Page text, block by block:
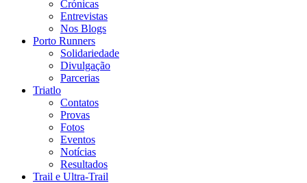
Crónicas
Entrevistas
Nos Blogs
Porto Runners
Solidariedade
Divulgação
Parcerias
Triatlo
Contatos
Provas
Fotos
Eventos
Notícias
Resultados
Trail e Ultra-Trail